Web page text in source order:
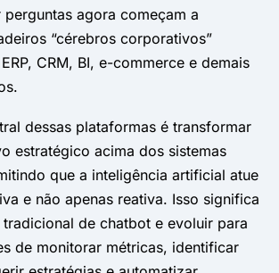
agora começam a
“cérebros corporativos”
CRM, BI, e-commerce e demais
dessas plataformas é transformar
estratégico acima dos sistemas
que a inteligência artificial atue
e não apenas reativa. Isso significa
de chatbot e evoluir para
de monitorar métricas, identificar